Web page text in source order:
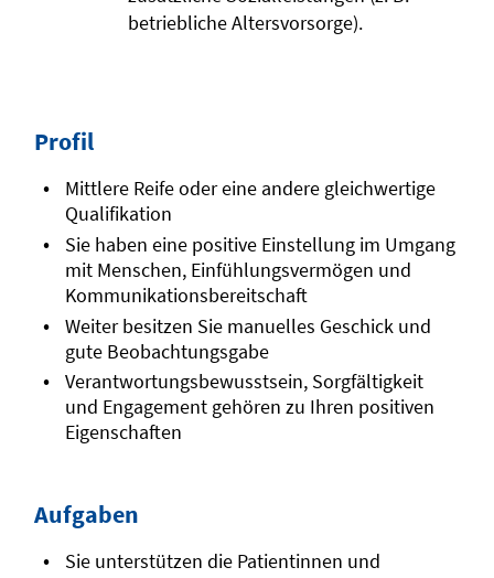
betriebliche Altersvorsorge).
Profil
Mittlere Reife oder eine andere gleichwertige
Qualifikation
Sie haben eine positive Einstellung im Umgang
mit Menschen, Einfühlungsvermögen und
Kommunikationsbereitschaft
Weiter besitzen Sie manuelles Geschick und
gute Beobachtungsgabe
Verantwortungsbewusstsein, Sorgfältigkeit
und Engagement gehören zu Ihren positiven
Eigenschaften
Aufgaben
Sie unterstützen die Patientinnen und